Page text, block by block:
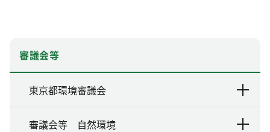
審議会等
東京都環境審議会
審議会等 自然環境